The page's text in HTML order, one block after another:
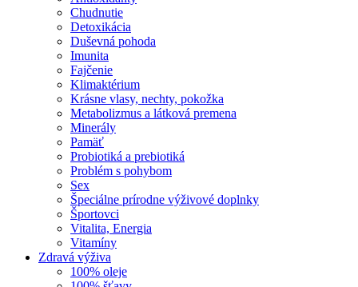
Chudnutie
Detoxikácia
Duševná pohoda
Imunita
Fajčenie
Klimaktérium
Krásne vlasy, nechty, pokožka
Metabolizmus a látková premena
Minerály
Pamäť
Probiotiká a prebiotiká
Problém s pohybom
Sex
Špeciálne prírodne výživové doplnky
Športovci
Vitalita, Energia
Vitamíny
Zdravá výživa
100% oleje